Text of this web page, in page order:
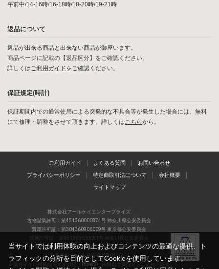
午前中/14-16時/16-18時/18-20時/19-21時
返品について
返品が出来る商品と出来ない商品が御座います。
商品ページに記載の【返品区分】をご確認ください。
詳しくはご利用ガイドをご確認ください。
保証規定(時計)
保証期間内での通常使用による突発的な不具合等が発生した場合には、無料
にて修理・調整をさせて頂きます。詳しくはこちらから。
ご利用ガイド よくある質問 お問い合わせ
プライバシーポリシー 特定商取引法について 会社概要
サイトマップ
株式会社アールケイエンタープライズ
古物営業許可：第451360000874号 神奈川県公安委員会
質屋許可証：第304360906009号 東京都公安委員会
質屋許可証：第451363600051号 神奈川県公安委員会
当店は、偽造品の流通防止を目指すAACD(日本流通自主管理協会)の正会
員企業です(会員番号：R-0196)
※当サイトに掲載のアイテムは、RodeoDrive独自で買取り・仕入れ・販売
当サイトでは利用体験の向上およびコンテンツの最適な提供、ト
ラフィックの分析を目的としてCookieを使用しています。